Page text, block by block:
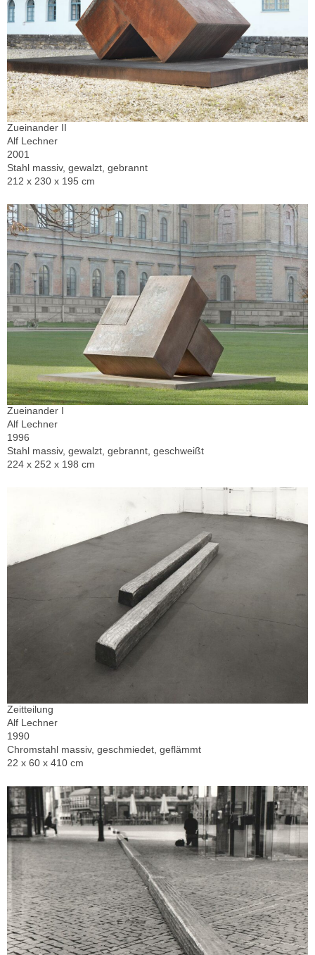
Zueinander II
Alf Lechner
2001
Stahl massiv, gewalzt, gebrannt
212 x 230 x 195 cm
Zueinander I
Alf Lechner
1996
Stahl massiv, gewalzt, gebrannt, geschweißt
224 x 252 x 198 cm
Zeitteilung
Alf Lechner
1990
Chromstahl massiv, geschmiedet, geflämmt
22 x 60 x 410 cm